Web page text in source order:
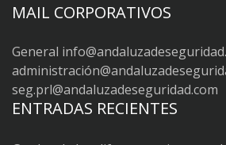
MAIL CORPORATIVOS
General
seg.prl@andaluzadeseguridad.com
ENTRADAS RECIENTES